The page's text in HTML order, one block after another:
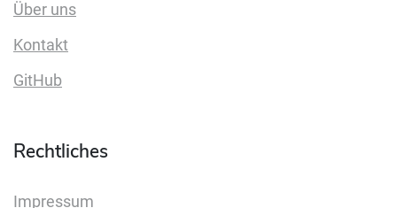
Über uns
Kontakt
GitHub
Rechtliches
Impressum